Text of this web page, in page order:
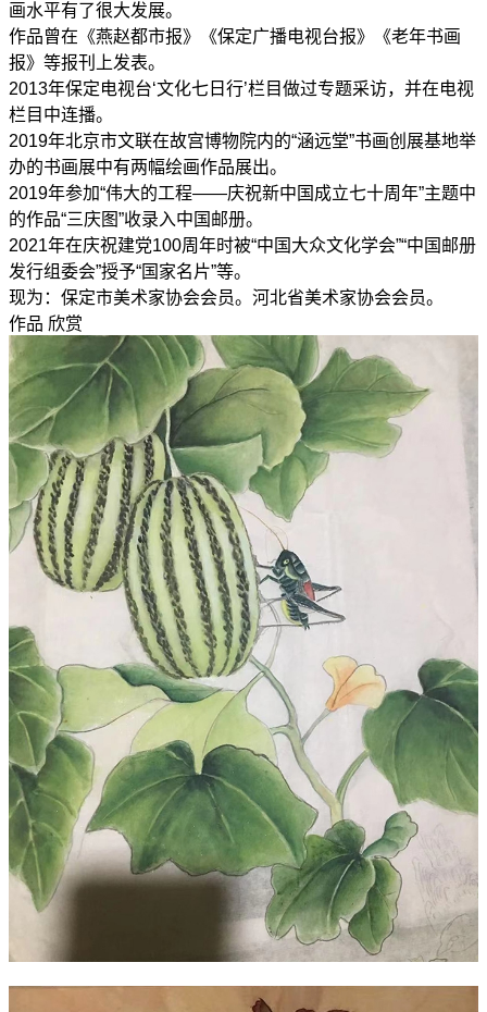
画水平有了很大发展。
作品曾在《燕赵都市报》《保定广播电视台报》《老年书画
报》等报刊上发表。
2013年保定电视台‘文化七日行’栏目做过专题采访，并在电视
栏目中连播。
2019年北京市文联在故宫博物院内的“涵远堂”书画创展基地举
办的书画展中有两幅绘画作品展出。
2019年参加“伟大的工程——庆祝新中国成立七十周年”主题中
的作品“三庆图”收录入中国邮册。
2021年在庆祝建党100周年时被“中国大众文化学会”“中国邮册
发行组委会”授予“国家名片”等。
现为：保定市美术家协会会员。河北省美术家协会会员。
作品 欣赏